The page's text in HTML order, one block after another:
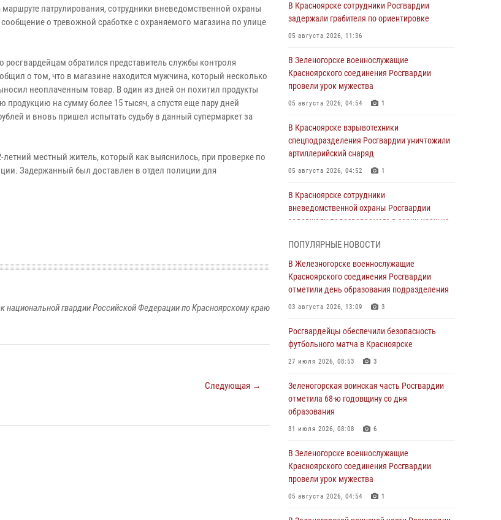
маршруте патрулирования, сотрудники вневедомственной охраны
о тревожной сработке с охраняемого магазина по улице
обратился представитель службы контроля
о том, что в магазине находится мужчина, который несколько
неоплаченным товар. В один из дней он похитил продукты
продукцию на сумму более 15 тысяч, а спустя еще пару дней
и вновь пришел испытать судьбу в данный супермаркет за
местный житель, который как выяснилось, при проверке по
Задержанный был доставлен в отдел полиции для
гвардии Российской Федерации по Красноярскому краю
Следующая →
В Красноярске сотрудники Росгвардии
задержали грабителя по ориентировке
05 августа 2026, 11:36
В Зеленогорске военнослужащие
Красноярского соединения Росгвардии
провели урок мужества
05 августа 2026, 04:54 1
В Красноярске взрывотехники
спецподразделения Росгвардии уничтожили
артиллерийский снаряд
05 августа 2026, 04:52 1
В Красноярске сотрудники
вневедомственной охраны Росгвардии
задержали подозреваемого в серии краж из
Сотрудники Росгвардии обеспечили
общественный порядок во время
проведения экстремального заплыва в
04 августа 2026, 08:36 1
В Красноярске сотрудники Росгвардии
супермаркета
04 августа 2026, 06:50
Военнослужащие Красноярского соединения
с тонкостями РХБ защиты
03 августа 2026, 13:12 2
В Железногорске военнослужащие
отметили день образования подразделения
ПОПУЛЯРНЫЕ НОВОСТИ
В Железногорске военнослужащие
Красноярского соединения Росгвардии
отметили день образования подразделения
03 августа 2026, 13:09 3
Росгвардейцы обеспечили безопасность
футбольного матча в Красноярске
27 июля 2026, 08:53 3
Зеленогорская воинская часть Росгвардии
отметила 68-ю годовщину со дня
образования
31 июля 2026, 08:08 6
В Зеленогорске военнослужащие
Красноярского соединения Росгвардии
провели урок мужества
05 августа 2026, 04:54 1